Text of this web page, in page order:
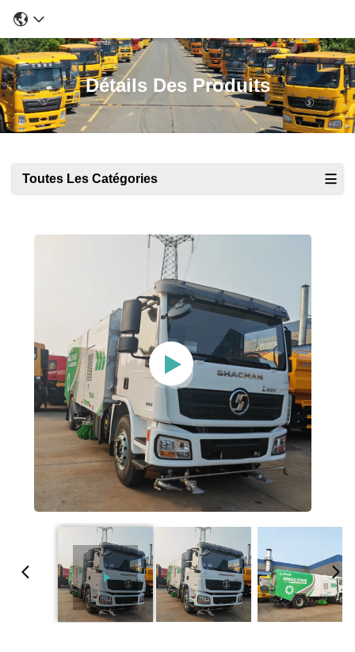
Détails Des Produits
Toutes Les Catégories